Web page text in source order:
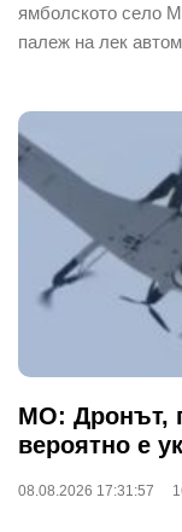
ямболското село
палеж на лек
МО: Дронът,
вероятно е
08.08.2026 17:31:57